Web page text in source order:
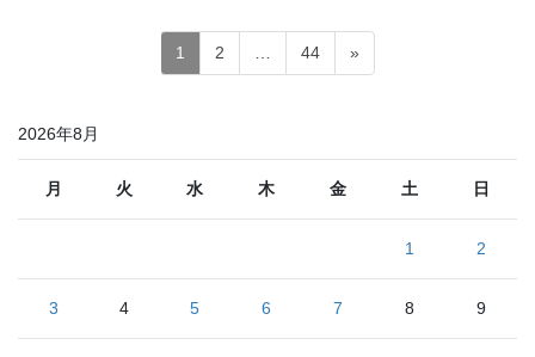
ペ
ー
ジ
固
定
ジ
1
固
定
ジ
2 …
固
定
ジ
44 »
2026年8月
月 火 水 木 金 土 日
1 2
3 4 5 6 7 8 9